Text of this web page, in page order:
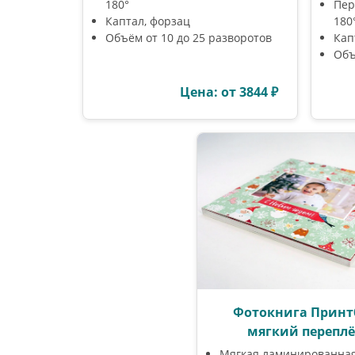
180°
Каптал, форзац
Объём от 10 до 25 разворотов
Цена: от 3844 ₽
Фотокнига
мягкий